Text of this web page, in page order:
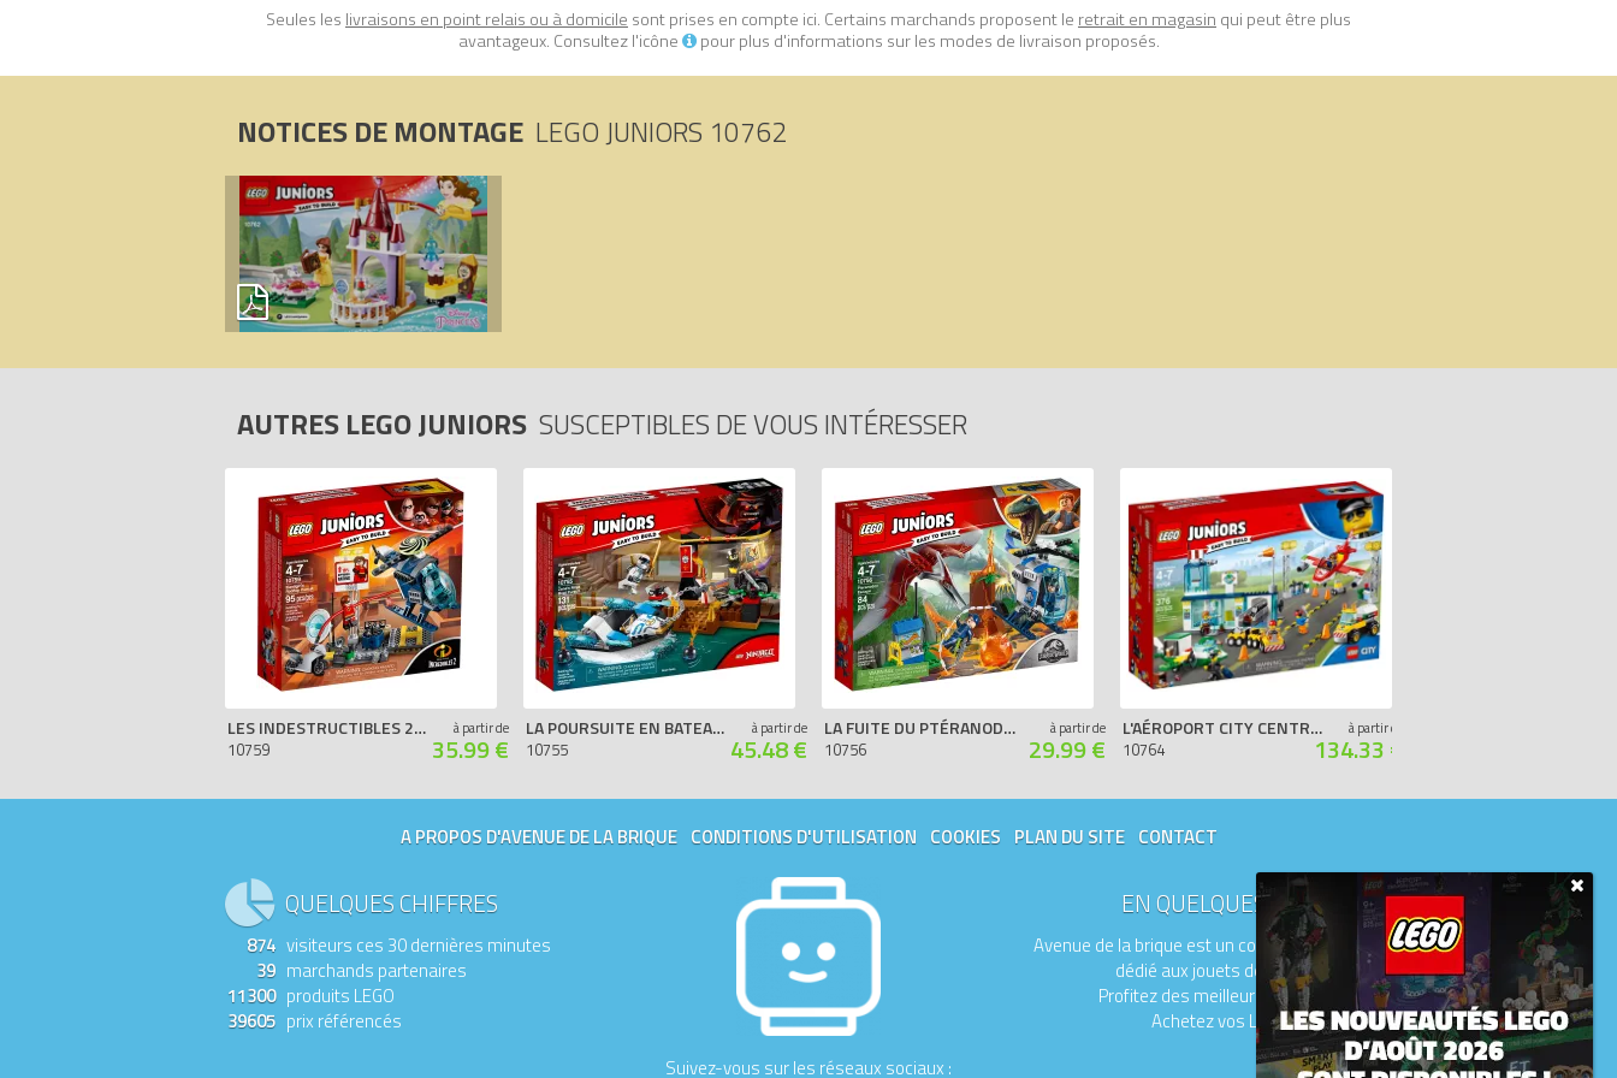
Seules les livraisons en point relais ou à domicile sont prises en compte ici. Certains marchands proposent le retrait en magasin qui peut être plus
avantageux. Consultez l'icône
pour plus d'informations sur les modes de livraison proposés.
NOTICES DE MONTAGE LEGO JUNIORS 10762
AUTRES LEGO JUNIORS SUSCEPTIBLES DE VOUS INTÉRESSER
LES INDESTRUCTIBLES 2: LA POURSUITE SUR LES TOITS D'ELASTIGIRL
10759
à partir de
35.99 €
LA POURSUITE EN BATEAU DE ZANE
10755
à partir de
45.48 €
LA FUITE DU PTÉRANODON (JURASSIC WORLD)
10756
à partir de
29.99 €
L'AÉROPORT CITY CENTRAL
10764
à partir de
134.33 €
A PROPOS D'AVENUE DE LA BRIQUE CONDITIONS D'UTILISATION COOKIES PLAN DU SITE CONTACT
EN QUELQUES MOTS
Avenue de la brique est un comparateur de prix
dédié aux jouets de la marque LEGO.
Profitez des meilleurs prix du moment.
Achetez vos LEGO moins chers.
QUELQUES CHIFFRES
874 visiteurs ces 30 dernières minutes
39 marchands partenaires
11300 produits LEGO
39605 prix référencés
Suivez-vous sur les réseaux sociaux :